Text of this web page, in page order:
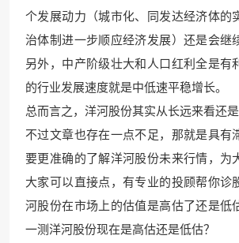
个发展动力（城市化、同发达经济体的
治体制进一步顺应经济发展）还是会继
另外，中产阶级壮大和人口红利全是有
的行业发展速度就是中低速平稳增长。
总而言之，洋河股份其实从长远来看还是
不过文章也存在一点不足，那就是具有
要更准确的了解洋河股份未来行情，为
大家可以直接点，有专业的投顾帮你诊
河股份在市场上的估值是高估了还是低
一测洋河股份现在是高估还是低估？